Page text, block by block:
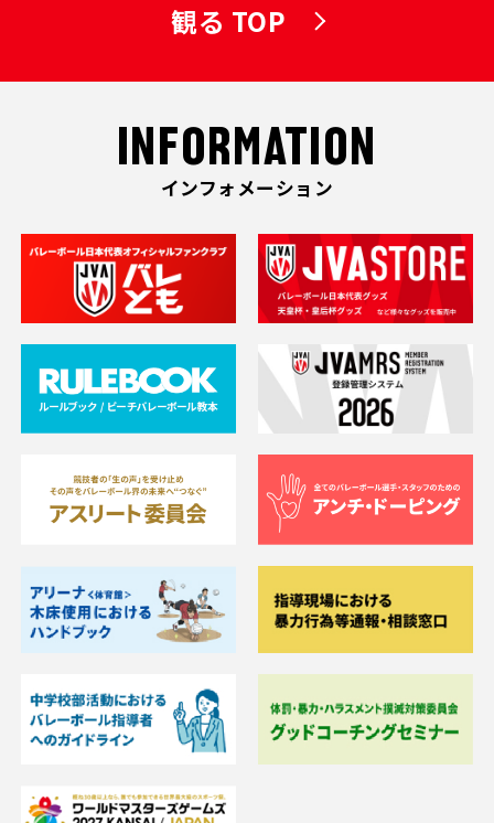
観る TOP
INFORMATION
インフォメーション